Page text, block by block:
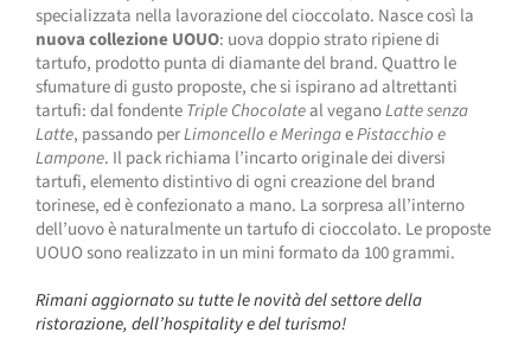
specializzata nella lavorazione del cioccolato. Nasce così la
nuova collezione UOUO: uova doppio strato ripiene di
tartufo, prodotto punta di diamante del brand. Quattro le
sfumature di gusto proposte, che si ispirano ad altrettanti
tartufi: dal fondenteTriple Chocolateal veganoLatte senza
Latte, passando perLimoncello e MeringaePistacchio e
Lampone. Il pack richiama l’incarto originale dei diversi
tartufi, elemento distintivo di ogni creazione del brand
torinese, ed è confezionato a mano. La sorpresa all’interno
dell’uovo è naturalmente un tartufo di cioccolato. Le proposte
UOUO sono realizzato in un mini formato da 100 grammi.
Rimani aggiornato su tutte le novità del settore della
ristorazione, dell’hospitality e del turismo!